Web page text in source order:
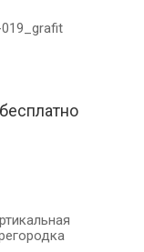
бесплатно